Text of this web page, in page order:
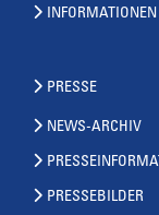
INFORMATIONEN
PRESSE
NEWS-ARCHIV
PRESSEBILDER